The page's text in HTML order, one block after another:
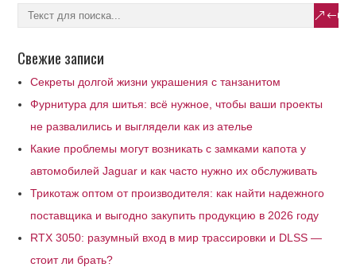
Свежие записи
Секреты долгой жизни украшения с танзанитом
Фурнитура для шитья: всё нужное, чтобы ваши проекты
не развалились и выглядели как из ателье
Какие проблемы могут возникать с замками капота у
автомобилей Jaguar и как часто нужно их обслуживать
Трикотаж оптом от производителя: как найти надежного
поставщика и выгодно закупить продукцию в 2026 году
RTX 3050: разумный вход в мир трассировки и DLSS —
стоит ли брать?